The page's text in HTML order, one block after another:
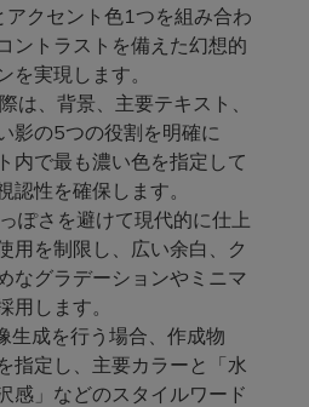
クセント色1つを組み合わ
ントラストを備えた幻想的
を実現します。
、背景、主要テキスト、
影の5つの役割を明確に
内で最も濃い色を指定して
認性を確保します。
ぽさを避けて現代的に仕上
用を制限し、広い余白、ク
なグラデーションやミニマ
用します。
成を行う場合、作成物
指定し、主要カラーと「水
感」などのスタイルワード